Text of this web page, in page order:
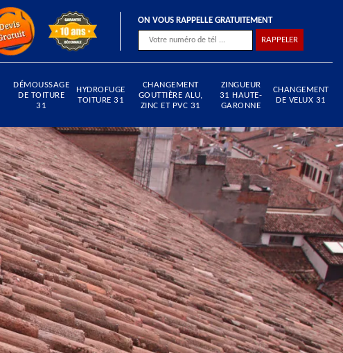
ON VOUS RAPPELLE GRATUITEMENT
DÉMOUSSAGE
DE TOITURE
31
HYDROFUGE
TOITURE 31
CHANGEMENT
GOUTTIÈRE ALU,
ZINC ET PVC 31
ZINGUEUR
31 HAUTE-
GARONNE
CHANGEMENT
DE VELUX 31